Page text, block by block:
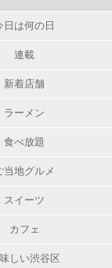
日は何の日
連載
新着店舗
ラーメン
食べ放題
当地グルメ
スイーツ
カフェ
しい渋谷区